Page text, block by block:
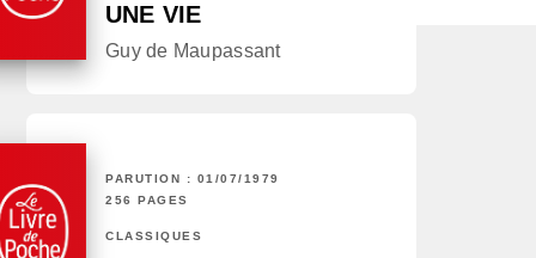
UNE VIE
Guy de Maupassant
PARUTION : 01/07/1979
256 PAGES
CLASSIQUES